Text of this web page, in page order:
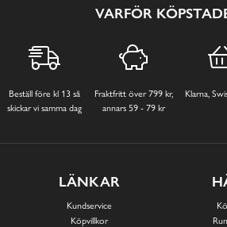
VARFÖR
Beställ före kl 13 så
skickar vi samma dag
Fraktfritt över 799 kr,
annars 59 - 79 kr
Klarna,
LÄNKAR
Kundservice
Köpvillkor